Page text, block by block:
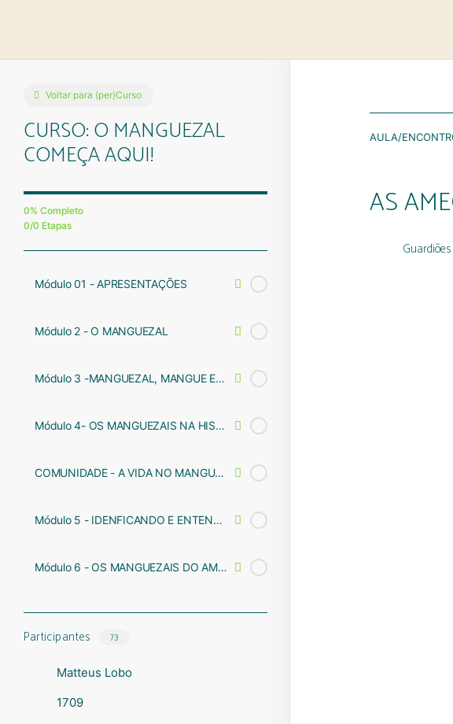
Voltar para (per)Curso
CURSO: O MANGUEZAL
COMEÇA AQUI!
0% Completo
0/0 Etapas
Módulo 01 - APRESENTAÇÕES
Módulo 2 - O MANGUEZAL
Módulo 3 -MANGUEZAL, MANGUE E SUAS ADAPTAÇÕES
Módulo 4- OS MANGUEZAIS NA HISTÓRIA DO BRASIL E SUA IMPORTÂNCIA AMBIENTAL E SOCIOECONÔMICA
COMUNIDADE - A VIDA NO MANGUEZAL
Módulo 5 - IDENFICANDO E ENTENDENDO AMEAÇAS
Módulo 6 - OS MANGUEZAIS DO AMANHÃ
Participantes 73
Matteus Lobo
1709
AULA/
AS